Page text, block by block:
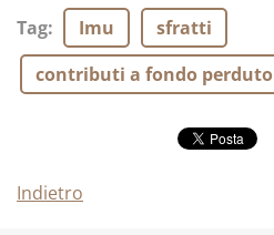
Tag: Imu
sfratti
contributi a fondo perduto
Indietro